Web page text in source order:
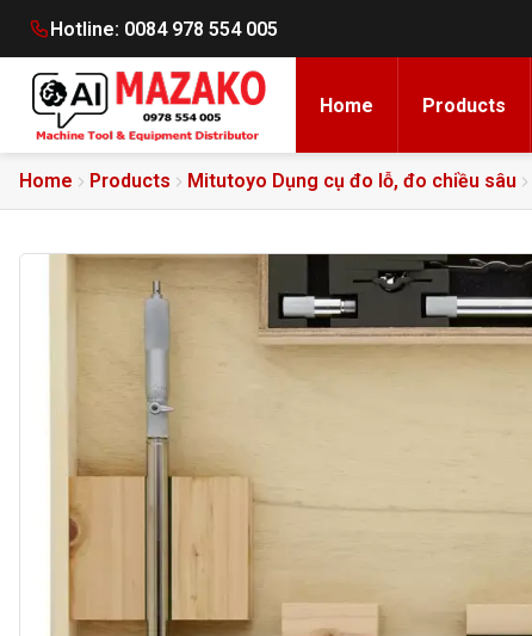
Hotline: 0084 978 554 005
Home Products
Home Products Mitutoyo Dụng cụ đo lỗ, đo chiều sâu